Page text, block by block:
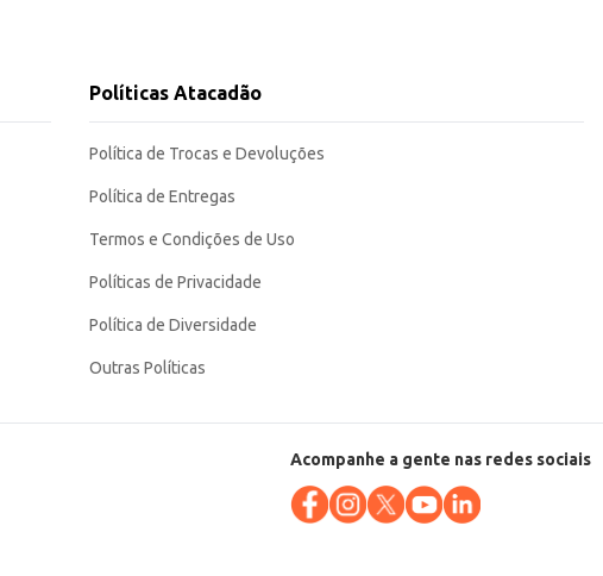
Políticas Atacadão
Política de Trocas e Devoluções
Política de Entregas
Termos e Condições de Uso
Políticas de Privacidade
Política de Diversidade
Outras Políticas
Acompanhe a gente nas redes sociais